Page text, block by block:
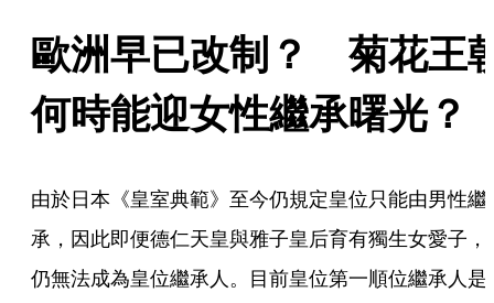
歐洲早已改制？　菊花王
何時能迎女性繼承曙光？
由於日本《皇室典範》至今仍規定皇位只能由男性繼
承，因此即便德仁天皇與雅子皇后育有獨生女愛子，
仍無法成為皇位繼承人。目前皇位第一順位繼承人是